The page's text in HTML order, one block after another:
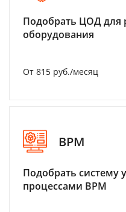
Подобрать ЦОД для
оборудования
От 815 руб./месяц
BPM
Подобрать систему
процессами BPM